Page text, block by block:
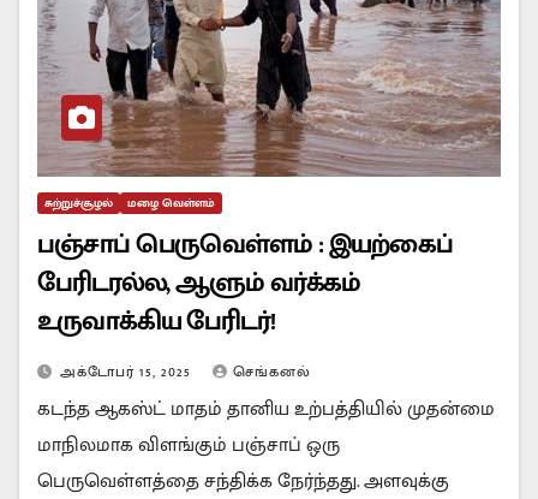
சுற்றுச்சூழல் மழை வெள்ளம்
பஞ்சாப் பெருவெள்ளம் : இயற்கைப்
பேரிடரல்ல, ஆளும் வர்க்கம்
உருவாக்கிய பேரிடர்!
அக்டோபர் 15, 2025 செங்கனல்
கடந்த ஆகஸ்ட் மாதம் தானிய உற்பத்தியில் முதன்மை
மாநிலமாக விளங்கும் பஞ்சாப் ஒரு
பெருவெள்ளத்தை சந்திக்க நேர்ந்தது. அளவுக்கு